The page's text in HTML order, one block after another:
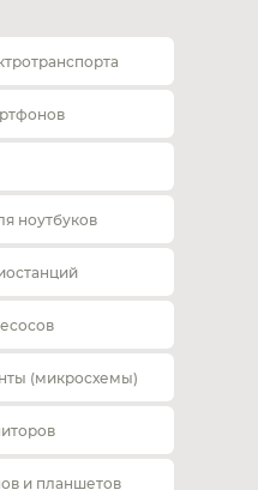
ноутбуков
(микросхемы)
и планшетов